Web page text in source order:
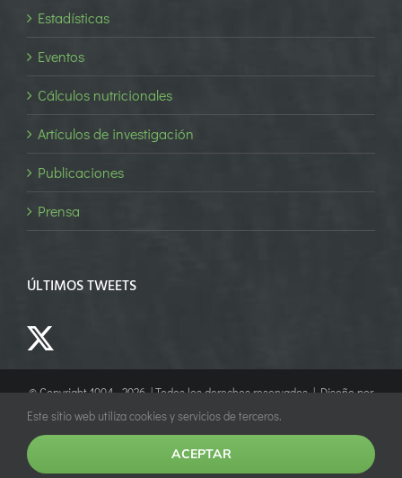
Estadísticas
Eventos
Cálculos nutricionales
Artículos de investigación
Publicaciones
Prensa
ÚLTIMOS TWEETS
© Copyright 1994 -2026 | Todos los derechos reservados | Diseño por
Empower Marketing
Facebook YouTube
Este sitio web utiliza cookies y servicios de terceros.
ACEPTAR